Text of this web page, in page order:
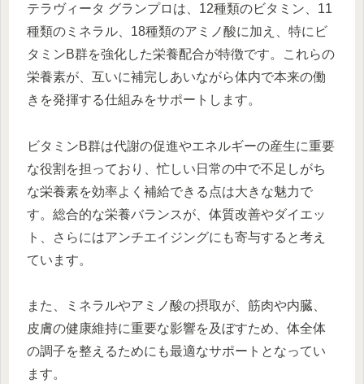
テラヴィータ グランプロは、12種類のビタミン、11
種類のミネラル、18種類のアミノ酸に加え、特にビ
タミンB群を強化した栄養配合が特徴です。これらの
栄養素が、互いに補完しあいながら体内で本来の働
きを発揮する仕組みをサポートします。
ビタミンB群は代謝の促進やエネルギーの産生に重要
な役割を担っており、忙しい日常の中で不足しがち
な栄養素を効率よく補給できる点は大きな魅力で
す。総合的な栄養バランスが、体質改善やダイエッ
ト、さらにはアンチエイジングにも寄与すると考え
ています。
また、ミネラルやアミノ酸の摂取が、筋肉や内臓、
皮膚の健康維持に重要な影響を及ぼすため、体全体
の調子を整えるためにも最適なサポートとなってい
ます。